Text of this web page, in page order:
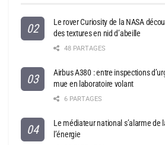
Le rover Curiosity de la NASA
des textures en nid d’abeille
48 PARTAGES
Airbus A380 : entre inspections
mue en laboratoire volant
6 PARTAGES
Le médiateur national s’alarme de
l’énergie